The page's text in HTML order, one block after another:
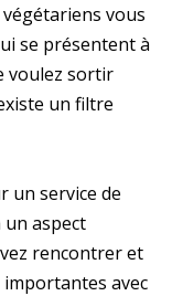
vous
se présentent à
voulez sortir
un filtre
un service de
un aspect
rencontrer et
avec